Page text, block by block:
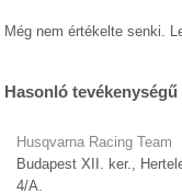
Még nem értékelte senki.
Hasonló
Husqvarna Racing Team
Budapest XII. ker.,
4/A.